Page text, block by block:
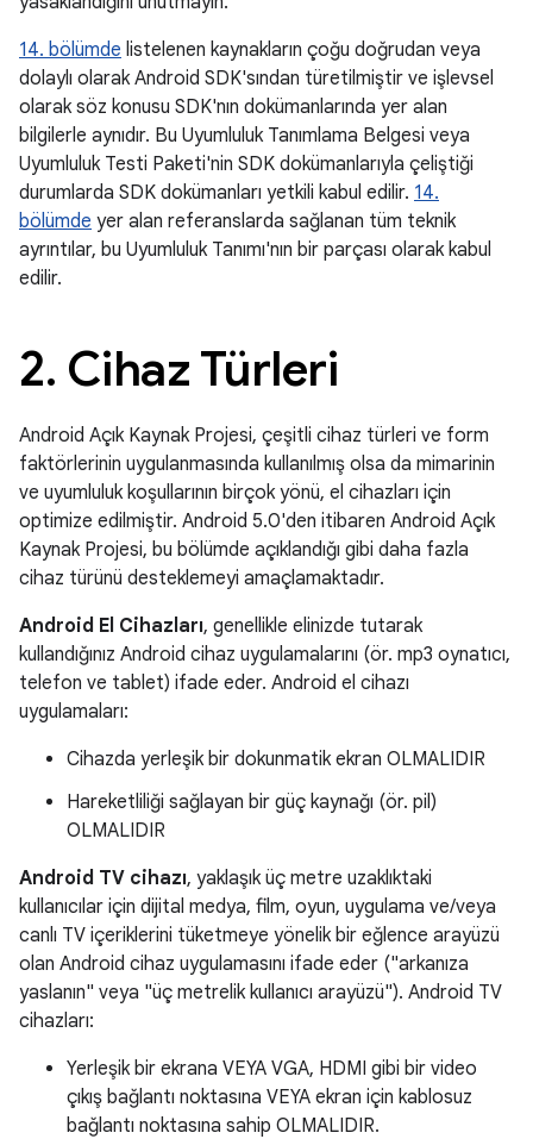
14. bölümde listelenen kaynakların çoğu doğrudan veya
dolaylı olarak Android SDK'sından türetilmiştir ve işlevsel
olarak söz konusu SDK'nın dokümanlarında yer alan
bilgilerle aynıdır. Bu Uyumluluk Tanımlama Belgesi veya
Uyumluluk Testi Paketi'nin SDK dokümanlarıyla çeliştiği
durumlarda SDK dokümanları yetkili kabul edilir. 14.
bölümde yer alan referanslarda sağlanan tüm teknik
ayrıntılar, bu Uyumluluk Tanımı'nın bir parçası olarak kabul
edilir.
2. Cihaz Türleri
Android Açık Kaynak Projesi, çeşitli cihaz türleri ve form
faktörlerinin uygulanmasında kullanılmış olsa da mimarinin
ve uyumluluk koşullarının birçok yönü, el cihazları için
optimize edilmiştir. Android 5.0'den itibaren Android Açık
Kaynak Projesi, bu bölümde açıklandığı gibi daha fazla
cihaz türünü desteklemeyi amaçlamaktadır.
Android El Cihazları, genellikle elinizde tutarak
kullandığınız Android cihaz uygulamalarını (ör. mp3 oynatıcı,
telefon ve tablet) ifade eder. Android el cihazı
uygulamaları:
Cihazda yerleşik bir dokunmatik ekran OLMALIDIR
Hareketliliği sağlayan bir güç kaynağı (ör. pil)
OLMALIDIR
Android TV cihazı, yaklaşık üç metre uzaklıktaki
kullanıcılar için dijital medya, film, oyun, uygulama ve/veya
canlı TV içeriklerini tüketmeye yönelik bir eğlence arayüzü
olan Android cihaz uygulamasını ifade eder ("arkanıza
yaslanın" veya "üç metrelik kullanıcı arayüzü"). Android TV
cihazları:
Yerleşik bir ekrana VEYA VGA, HDMI gibi bir video
çıkış bağlantı noktasına VEYA ekran için kablosuz
bağlantı noktasına sahip OLMALIDIR.